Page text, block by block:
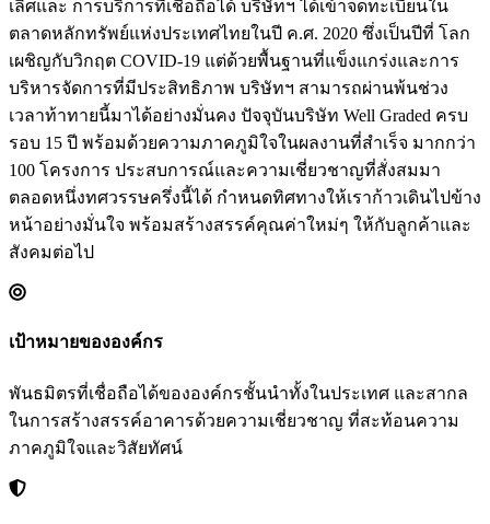
เลิศและ การบริการที่เชื่อถือได้ บริษัทฯ ได้เข้าจดทะเบียนใน
ตลาดหลักทรัพย์แห่งประเทศไทยในปี ค.ศ. 2020 ซึ่งเป็นปีที่ โลก
เผชิญกับวิกฤต COVID-19 แต่ด้วยพื้นฐานที่แข็งแกร่งและการ
บริหารจัดการที่มีประสิทธิภาพ บริษัทฯ สามารถผ่านพ้นช่วง
เวลาท้าทายนี้มาได้อย่างมั่นคง ปัจจุบันบริษัท Well Graded ครบ
รอบ 15 ปี พร้อมด้วยความภาคภูมิใจในผลงานที่สําเร็จ มากกว่า
100 โครงการ ประสบการณ์และความเชี่ยวชาญที่สั่งสมมา
ตลอดหนึ่งทศวรรษครึ่งนี้ได้ กําหนดทิศทางให้เราก้าวเดินไปข้าง
หน้าอย่างมั่นใจ พร้อมสร้างสรรค์คุณค่าใหม่ๆ ให้กับลูกค้าและ
สังคมต่อไป
เป้าหมายขององค์กร
พันธมิตรที่เชื่อถือได้ขององค์กรชั้นนําทั้งในประเทศ และสากล
ในการสร้างสรรค์อาคารด้วยความเชี่ยวชาญ ที่สะท้อนความ
ภาคภูมิใจและวิสัยทัศน์